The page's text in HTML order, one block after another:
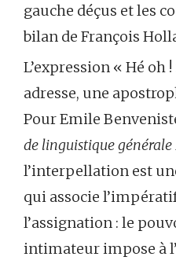
gauche déçus et les
bilan de François
L’expression « Hé oh
adresse, une
Pour Emile
de linguistique générale
l’interpellation est
qui associe
l’assignation : le
intimateur impose à